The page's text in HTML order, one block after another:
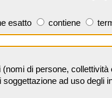
esatto contiene
di persone,
soggettazione ad uso degli